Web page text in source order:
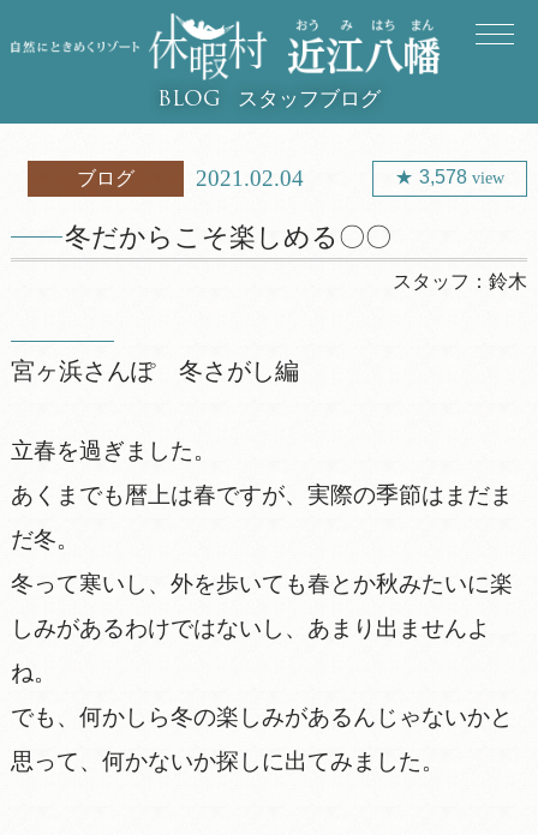
BLOG スタッフブログ
ブログ 2021.02.04 3,578view
冬だからこそ楽しめる〇〇
スタッフ：鈴木
宮ヶ浜さんぽ 冬さがし編
立春を過ぎました。
あくまでも暦上は春ですが、実際の季節はまだま
だ冬。
冬って寒いし、外を歩いても春とか秋みたいに楽
しみがあるわけではないし、あまり出ませんよ
ね。
でも、何かしら冬の楽しみがあるんじゃないかと
思って、何かないか探しに出てみました。